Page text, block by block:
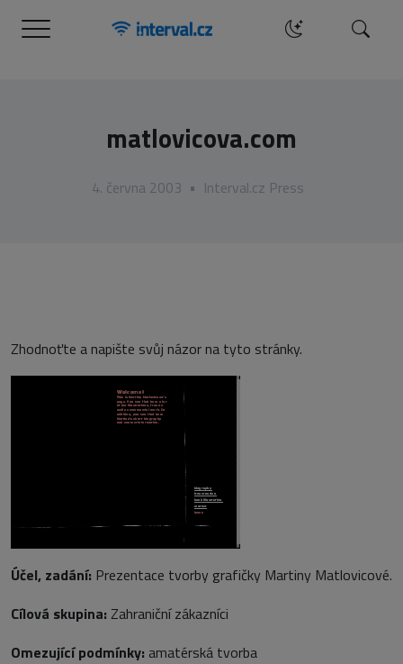
Menu Hledat
matlovicova.com
4. června 2003 • Interval.cz Press
Zhodnoťte a napište svůj názor na tyto stránky.
Účel, zadání: Prezentace tvorby grafičky Martiny Matlovicové.
Cílová skupina: Zahraniční zákazníci
Omezující podmínky: amatérská tvorba